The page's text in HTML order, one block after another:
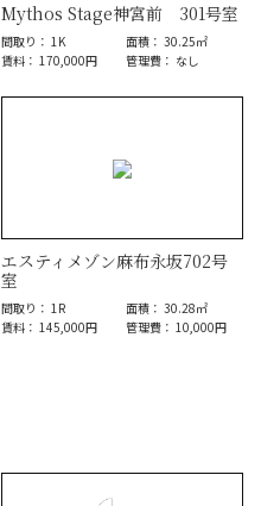
Mythos Stage神宮前 301号室
間取り： 1K
面積： 30.25㎡
賃料： 170,000円
管理費： なし
エスティメゾン麻布永坂702号
室
間取り： 1R
面積： 30.28㎡
賃料： 145,000円
管理費： 10,000円